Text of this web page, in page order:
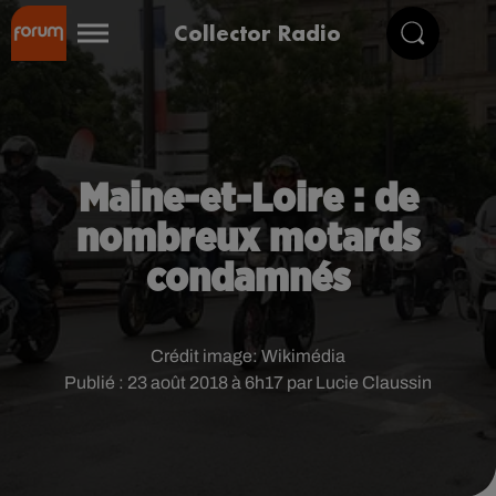
Collector Radio
Maine-et-Loire : de
nombreux motards
condamnés
Publié : 23 août 2018 à 6h17 par Lucie Claussin
Crédit image: Wikimédia